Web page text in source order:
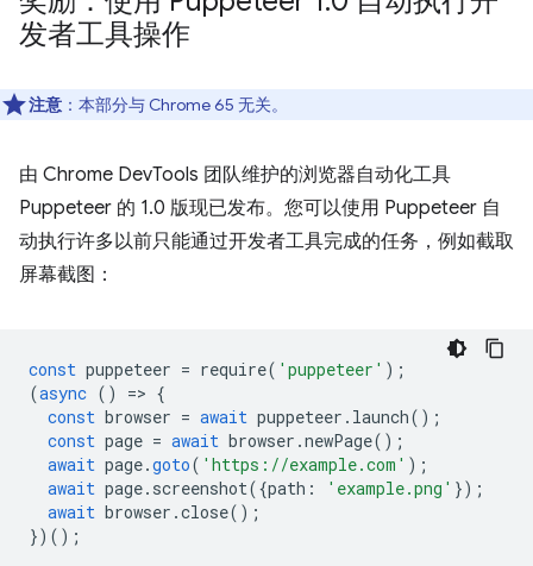
发者工具操作
注意 ：本部分与 Chrome 65 无关。
由 Chrome DevTools 团队维护的浏览器自动化工具
Puppeteer 的 1.0 版现已发布。您可以使用 Puppeteer 自
动执行许多以前只能通过开发者工具完成的任务，例如截取
屏幕截图：
const puppeteer = require( 'puppeteer' );
(async () => {
const browser = await puppeteer . launch();
const page = await browser .newPage();
await page.goto( 'https://example.com' );
await page. screenshot({path : 'example.png' });
await browser .close();
})();